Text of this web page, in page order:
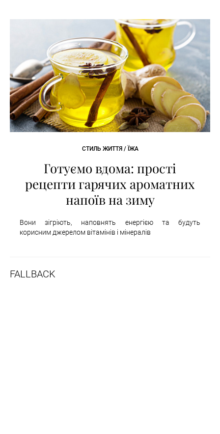
СТИЛЬ ЖИТТЯ / ЇЖА
Готуємо вдома: прості
рецепти гарячих ароматних
напоїв на зиму
Вони зігріють, наповнять енергією та будуть
корисним джерелом вітамінів і мінералів
FALLBACK